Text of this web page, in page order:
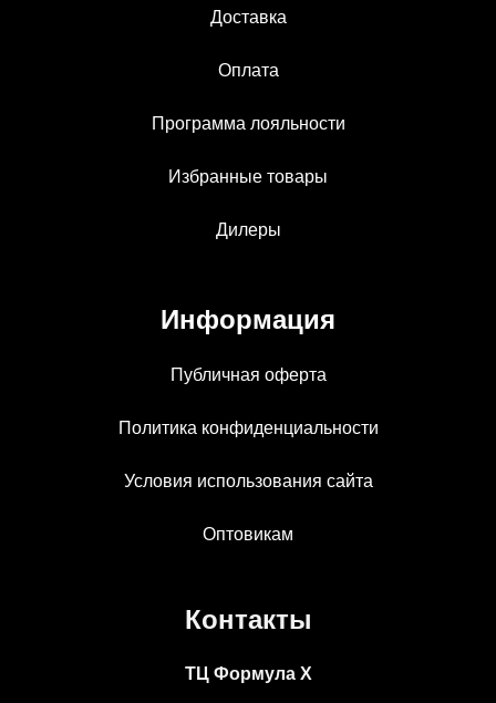
Доставка
Оплата
Программа лояльности
Избранные товары
Дилеры
Информация
Публичная оферта
Политика конфиденциальности
Условия использования сайта
Оптовикам
Контакты
ТЦ Формула Х